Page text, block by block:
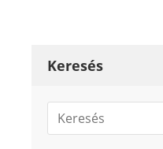
Keresés